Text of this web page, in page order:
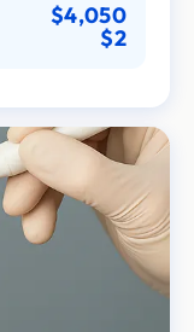
de prélèvement
$4,050
$2